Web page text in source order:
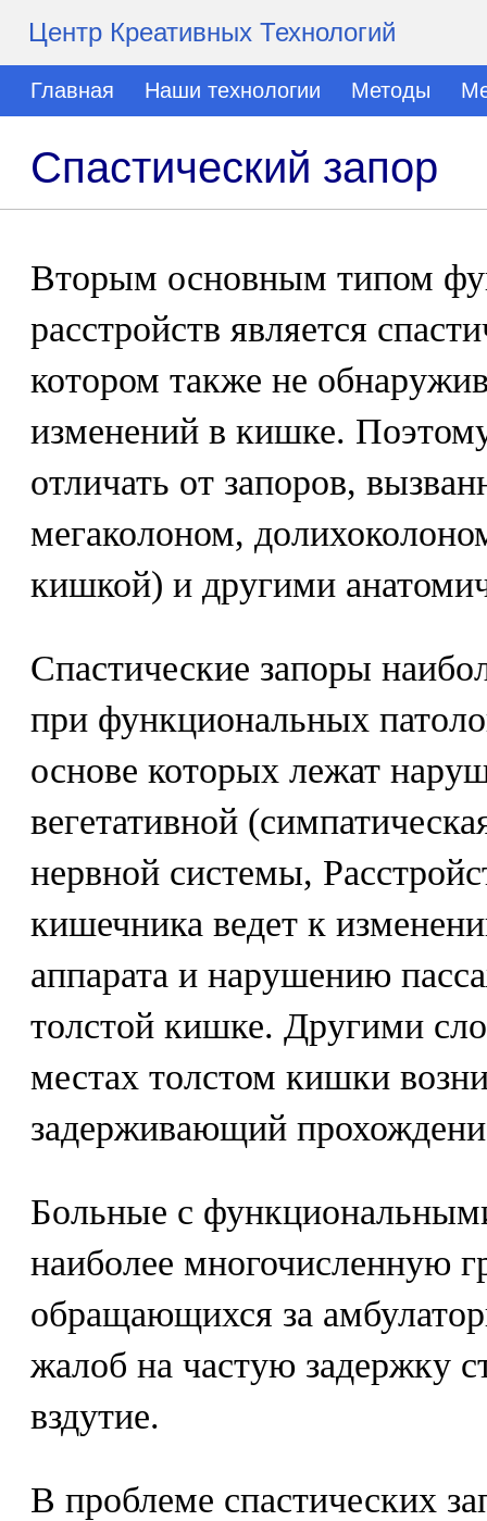
Центр Креативных Технологий
Главная Наши технологии Методы
Спастический запор
Вторым основным типом
расстройств является
котором также не
изменений в кишке.
отличать от запоров,
мегаколоном,
кишкой) и другими
Спастические запоры
при функциональных
основе которых лежат
вегетативной
нервной системы,
кишечника ведет к
аппарата и нарушению
толстой кишке. Другими
местах толстом кишки
задерживающий
Больные с
наиболее многочисленную
обращающихся за
жалоб на частую задержку
вздутие.
В проблеме спастических